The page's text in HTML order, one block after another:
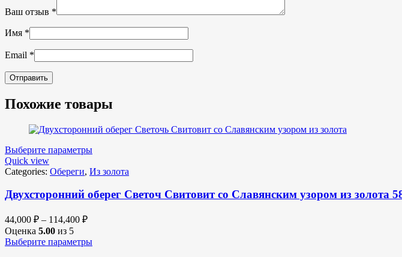
Ваш отзыв *
Имя *
Email *
Похожие товары
Выберите параметры
Quick view
Categories: Обереги, Из золота
Двухсторонний оберег Светоч Свитовит со Славянским узором из золота
44,000 ₽ – 114,400 ₽
Оценка 5.00 из 5
Выберите параметры